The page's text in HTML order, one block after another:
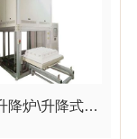
1700℃升降炉\升降式烧结炉